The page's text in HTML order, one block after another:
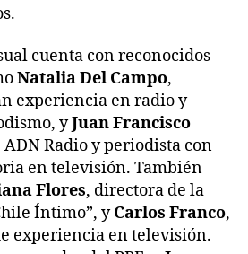
cuenta con reconocidos
Natalia Del Campo,
experiencia en radio y
yJuan Francisco
Radio y periodista con
en televisión. También
Flores, directora de la
Íntimo”, yCarlos Franco,
experiencia en televisión.